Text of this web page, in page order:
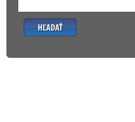
Hľadať